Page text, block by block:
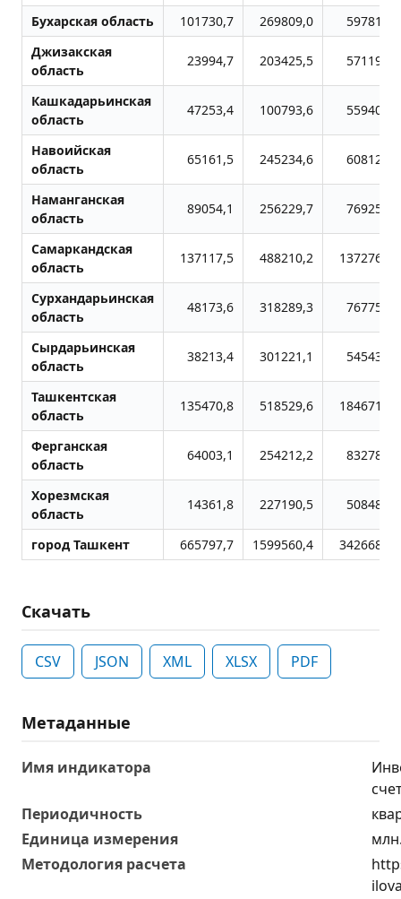
Бухарская область 101730,7 269809,0
597812,0
Джизакская
область
23994,7 203425,5 571194,8
Кашкадарьинская
область
47253,4 100793,6 559402,6
Навоийская
область
65161,5 245234,6 608129,9
Наманганская
область
89054,1 256229,7 769254,9
Самаркандская
область
137117,5 488210,2 1372761,1
Сурхандарьинская
область
48173,6 318289,3 767756,1
Сырдарьинская
область
38213,4 301221,1 545431,1
Ташкентская
область
135470,8 518529,6 1846712,5
Ферганская
область
64003,1 254212,2 832788,8
Хорезмская
область
14361,8 227190,5 508486,4
город Ташкент 665797,7 1599560,4 3426688,8
Скачать
CSV JSON XML XLSX PDF
Метаданные
Имя индикатора
Периодичность
Единица измерения
Методология расчета